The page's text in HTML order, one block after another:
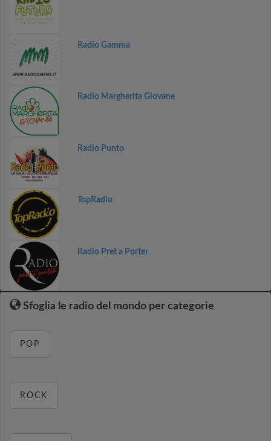
Radio Gamma
Radio Margherita Giovane
Radio Punto
TopRadio
Radio Pret a Porter
Sfoglia le radio del mondo per categorie
POP
ROCK